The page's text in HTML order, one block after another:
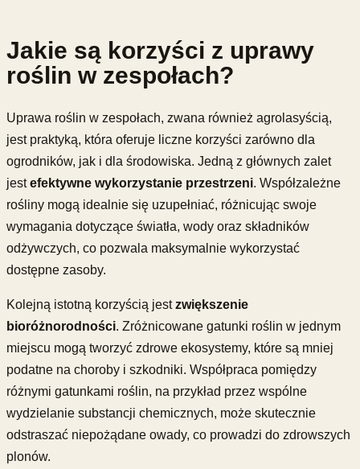
Jakie są korzyści z uprawy
roślin w zespołach?
Uprawa roślin w zespołach, zwana również agrolasyścią,
jest praktyką, która oferuje liczne korzyści zarówno dla
ogrodników, jak i dla środowiska. Jedną z głównych zalet
jestefektywne wykorzystanie przestrzeni. Współzależne
rośliny mogą idealnie się uzupełniać, różnicując swoje
wymagania dotyczące światła, wody oraz składników
odżywczych, co pozwala maksymalnie wykorzystać
dostępne zasoby.
Kolejną istotną korzyścią jestzwiększenie
bioróżnorodności. Zróżnicowane gatunki roślin w jednym
miejscu mogą tworzyć zdrowe ekosystemy, które są mniej
podatne na choroby i szkodniki. Współpraca pomiędzy
różnymi gatunkami roślin, na przykład przez wspólne
wydzielanie substancji chemicznych, może skutecznie
odstraszać niepożądane owady, co prowadzi do zdrowszych
plonów.